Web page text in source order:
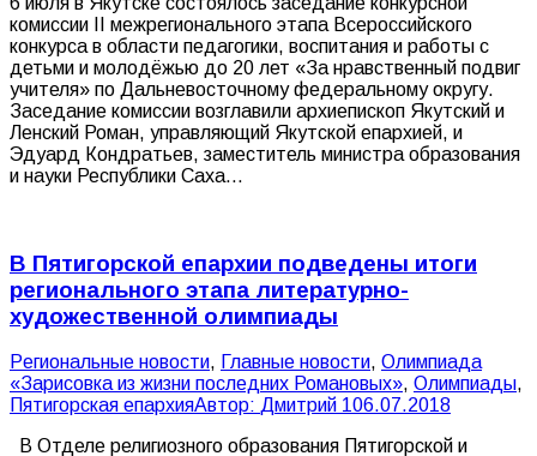
комиссии II межрегионального этапа Всероссийского
конкурса в области педагогики, воспитания и работы с
детьми и молодёжью до 20 лет «За нравственный подвиг
учителя» по Дальневосточному федеральному округу.
Заседание комиссии возглавили архиепископ Якутский и
Ленский Роман, управляющий Якутской епархией, и
Эдуард Кондратьев, заместитель министра образования
и науки Республики Саха…
В Пятигорской епархии подведены итоги
регионального этапа литературно-
художественной олимпиады
Pегиональные новости, Главные новости, Олимпиада
«Зарисовка из жизни последних Романовых», Олимпиады,
Пятигорская епархияАвтор: Дмитрий 106.07.2018
В Отделе религиозного образования Пятигорской и